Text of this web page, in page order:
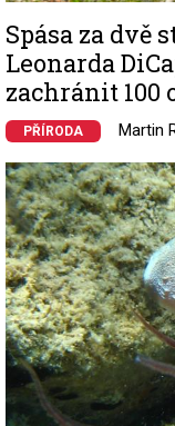
Spása za dvě
Leonarda
zachránit 100
PŘÍRODA Martin
Image